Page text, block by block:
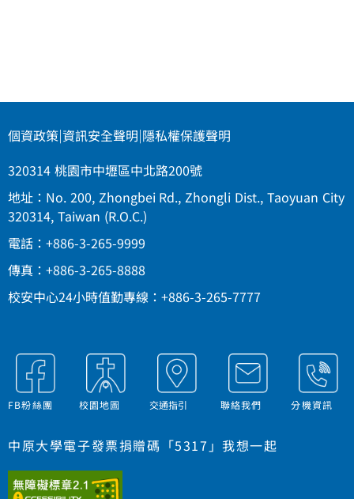
個資政策|資訊安全聲明|隱私權保護聲明
320314 桃園市中壢區中北路200號
地址：No. 200, Zhongbei Rd., Zhongli Dist., Taoyuan City
320314, Taiwan (R.O.C.)
電話：+886-3-265-9999
傳真：+886-3-265-8888
校安中心24小時值勤專線：+886-3-265-7777
FB粉絲團 校園地圖 交通指引 聯絡我們 分機資訊
中原大學電子發票捐贈碼「5317」我想一起